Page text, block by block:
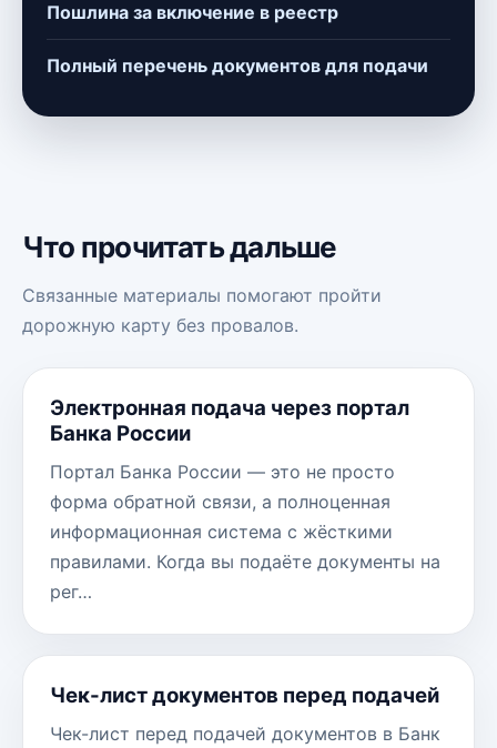
Пошлина за включение в реестр
Полный перечень документов для подачи
Что прочитать дальше
Связанные материалы помогают пройти
дорожную карту без провалов.
Электронная подача через портал
Банка России
Портал Банка России — это не просто
форма обратной связи, а полноценная
информационная система с жёсткими
правилами. Когда вы подаёте документы на
рег…
Чек-лист документов перед подачей
Чек-лист перед подачей документов в Банк